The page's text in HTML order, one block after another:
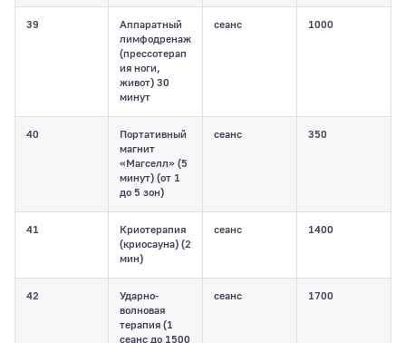
39
Аппаратный
лимфодренаж
(прессотерап
ия ноги,
живот) 30
минут
сеанс 1000
40
Портативный
магнит
«Магселл» (5
минут) (от 1
до 5 зон)
сеанс 350
41
Криотерапия
(криосауна) (2
мин)
сеанс 1400
42
Ударно-
волновая
терапия (1
сеанс до 1500
сеанс 1700